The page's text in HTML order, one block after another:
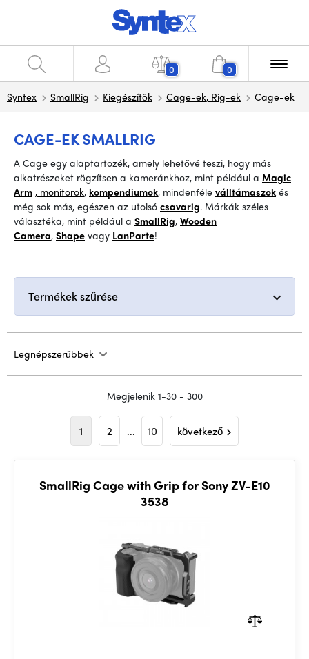
0 0
Syntex SmallRig Kiegészítők Cage-ek, Rig-ek Cage-ek
CAGE-EK SMALLRIG
A Cage egy alaptartozék, amely lehetővé teszi, hogy más
alkatrészeket rögzítsen a kameránkhoz, mint például a Magic
Arm , monitorok, kompendiumok, mindenféle válltámaszok és
még sok más, egészen az utolsó csavarig. Márkák széles
választéka, mint például a SmallRig, Wooden
Camera, Shape vagy LanParte!
Termékek szűrése
Legnépszerűbbek
Megjelenik 1-30 - 300
1 2 ... 10 következő
SmallRig Cage with Grip for Sony ZV-E10
3538